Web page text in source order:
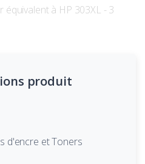
à HP 303XL - 3
produit
d'encre et Toners